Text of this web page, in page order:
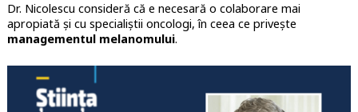
Dr. Nicolescu consideră că e necesară o colaborare mai
apropiată și cu specialiștii oncologi, în ceea ce privește
managementul melanomului.